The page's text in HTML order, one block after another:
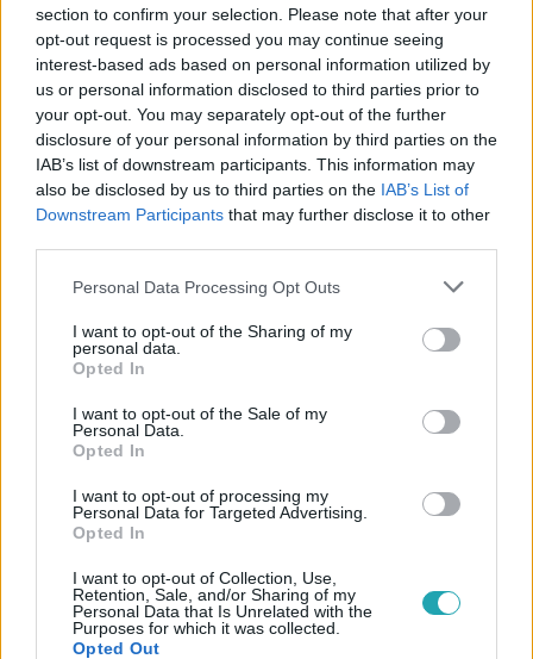
section to confirm your selection. Please note that after your
opt-out request is processed you may continue seeing
interest-based ads based on personal information utilized by
us or personal information disclosed to third parties prior to
your opt-out. You may separately opt-out of the further
disclosure of your personal information by third parties on the
IAB’s list of downstream participants. This information may
also be disclosed by us to third parties on the IAB’s List of
Downstream Participants that may further disclose it to other
Please note that this website/app uses one or more Google
not limited to your visit or usage behaviour. You may click to
grant or deny consent to Google and its third-party tags to
use your data for below specified purposes in below Google
consent section.
Personal Data Processing Opt Outs
I want to opt-out of the Sharing of my
personal data.
Opted In
I want to opt-out of the Sale of my
Personal Data.
Opted In
I want to opt-out of processing my
Personal Data for Targeted Advertising.
Opted In
I want to opt-out of Collection, Use,
Retention, Sale, and/or Sharing of my
Personal Data that Is Unrelated with the
Purposes for which it was collected.
Opted Out
#KÜLFÖLD #KIRILL PÁTRIÁRKA #OROSZORSZÁG
DMITRIJ MEDVEGYEV VLAGYIMIR PUTYIN
#NUKLEÁRIS HÁBORÚ # VILÁGVÉGE
Népszerű